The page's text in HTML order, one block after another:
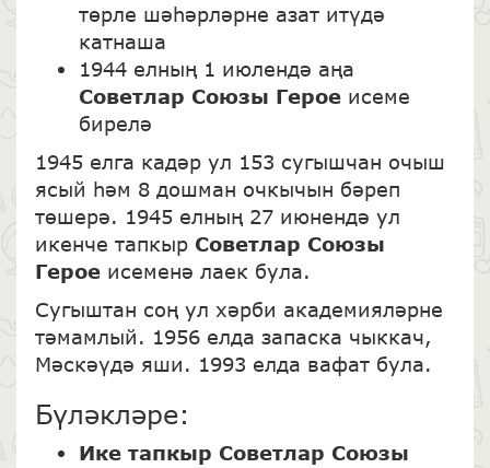
төрле шәһәрләрне азат итүдә
катнаша
1944 елның 1 июлендә аңа
Советлар Союзы Героеисеме
бирелә
1945 елга кадәр ул 153 сугышчан очыш
ясый һәм 8 дошман очкычын бәреп
төшерә. 1945 елның 27 июнендә ул
икенче тапкыр Советлар Союзы
Героеисеменә лаек була.
Сугыштан соң ул хәрби академияләрне
тәмамлый. 1956 елда запаска чыккач,
Мәскәүдә яши. 1993 елда вафат була.
Бүләкләре:
Ике тапкыр Советлар Союзы